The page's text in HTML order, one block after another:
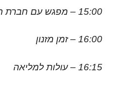
15:00 – מפגש עם חברת הכנסת
16:00 – זמן מזנון
16:15 – עולות למליאה